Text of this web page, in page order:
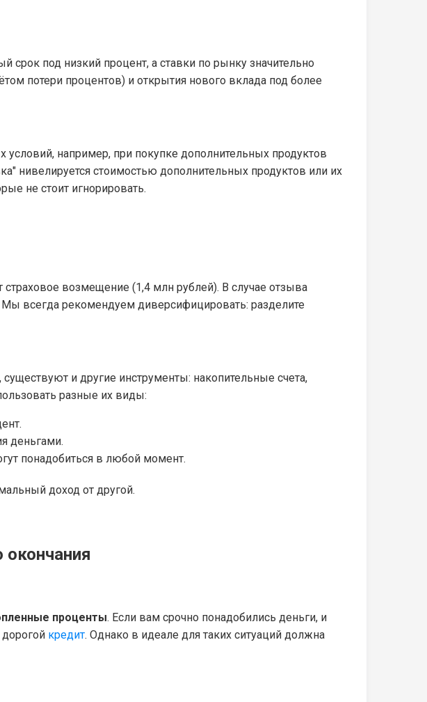
срок под низкий процент, а ставки по рынку значительно
потери процентов) и открытия нового вклада под более
например, при покупке дополнительных продуктов
нивелируется стоимостью дополнительных продуктов или их
не стоит игнорировать.
возмещение (1,4 млн рублей). В случае отзыва
всегда рекомендуем диверсифицировать: разделите
и другие инструменты: накопительные счета,
разные их виды:
деньгами.
понадобиться в любой момент.
доход от другой.
проценты. Если вам срочно понадобились деньги, и
кредит. Однако в идеале для таких ситуаций должна